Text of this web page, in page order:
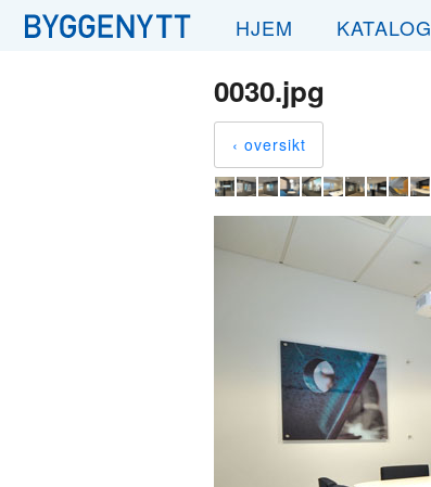
HJEM KATALOG
0030.jpg
‹ oversikt